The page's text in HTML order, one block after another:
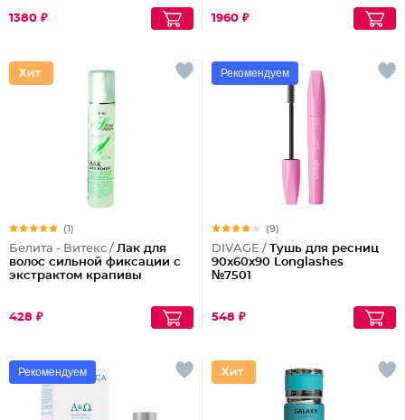
1380 ₽ 1960 ₽
(1)
Белита - Витекс / Лак для
волос сильной фиксации с
экстрактом крапивы
428 ₽
Рекомендуем
(9)
DIVAGE / Тушь для ресниц
90x60x90 Longlashes
№7501
548 ₽
Рекомендуем